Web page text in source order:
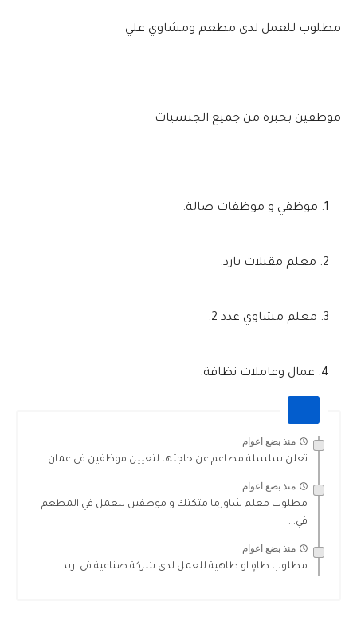
‏مطلوب للعمل‎ لدى مطعم ومشاوي علي
موظفين بخبرة من جميع الجنسيات
موظفي و موظفات صالة.
معلم مقبلات بارد.
معلم مشاوي عدد 2.
عمال وعاملات نظافة.
منذ بضع اعوام
تعلن سلسلة مطاعم عن حاجتها لتعيين موظفين في عمان
منذ بضع اعوام
مطلوب معلم شاورما متكتك و موظفين للعمل في المطعم
في...
منذ بضع اعوام
مطلوب طاهٍ او طاهية للعمل لدى شركة صناعية في اربد...